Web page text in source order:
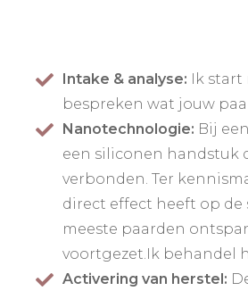
Intake & analyse: Ik start
bespreken wat jouw
Nanotechnologie: Bij
een siliconen handstuk
verbonden. Ter
direct effect heeft op
meeste paarden
voortgezet.Ik behandel
Activering van herstel: